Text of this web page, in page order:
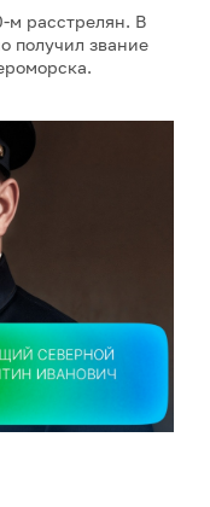
м расстрелян. В
получил звание